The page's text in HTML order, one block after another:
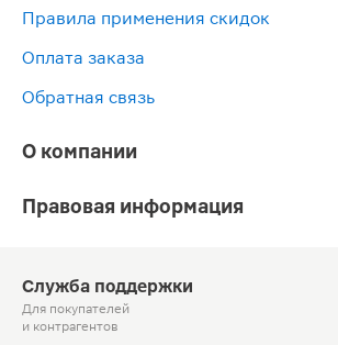
Правила применения скидок
Оплата заказа
Обратная связь
О компании
Правовая информация
Служба поддержки
Для покупателей
и контрагентов